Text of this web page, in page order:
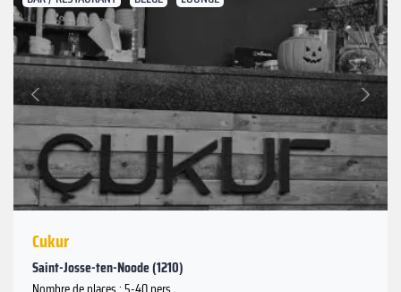
Précédent
Suivant
Cukur
Saint-Josse-ten-Noode (1210)